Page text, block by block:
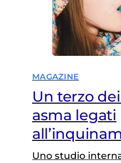
MAGAZINE
Un terzo
asma legati
Uno studio